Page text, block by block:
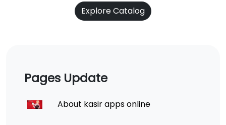
Explore Catalog
Pages Update
About kasir apps online